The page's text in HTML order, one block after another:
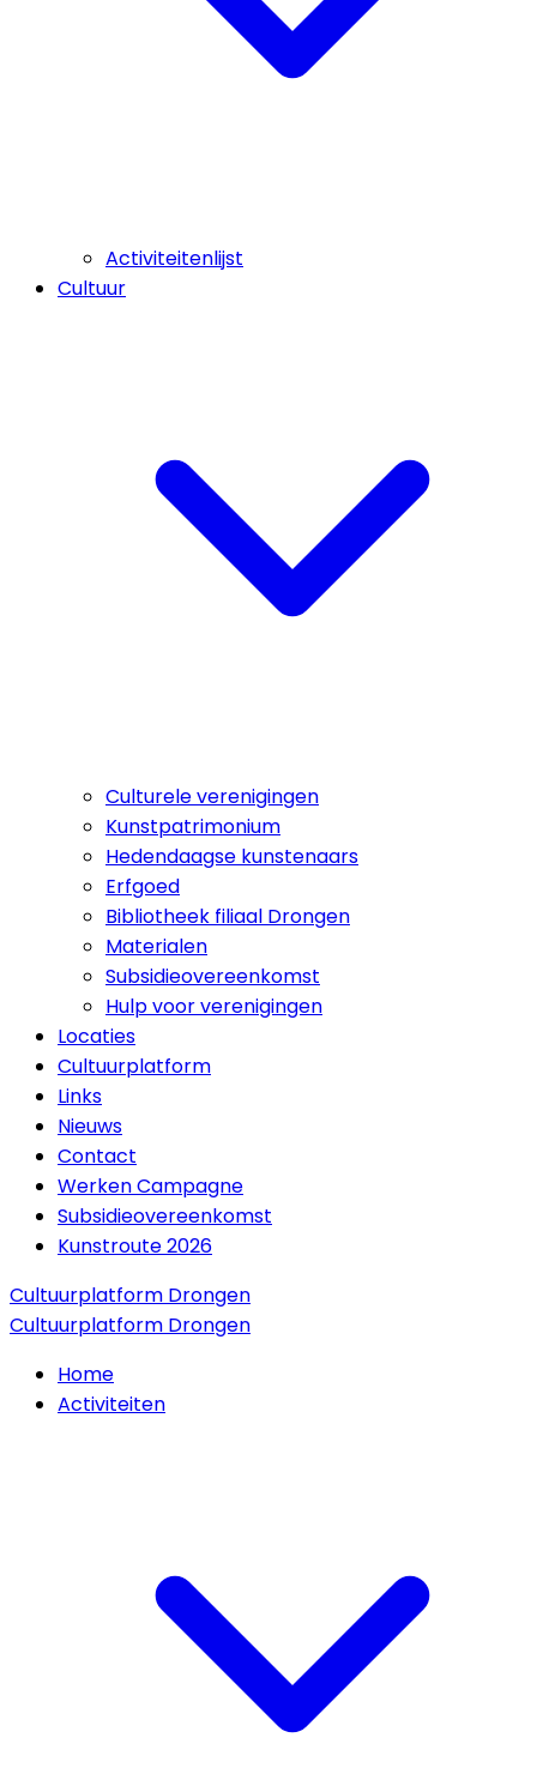
Activiteitenlijst
Cultuur
Culturele verenigingen
Kunstpatrimonium
Hedendaagse kunstenaars
Erfgoed
Bibliotheek filiaal Drongen
Materialen
Subsidieovereenkomst
Hulp voor verenigingen
Locaties
Cultuurplatform
Links
Nieuws
Contact
Werken Campagne
Subsidieovereenkomst
Kunstroute 2026
Cultuurplatform Drongen
Cultuurplatform Drongen
Home
Activiteiten